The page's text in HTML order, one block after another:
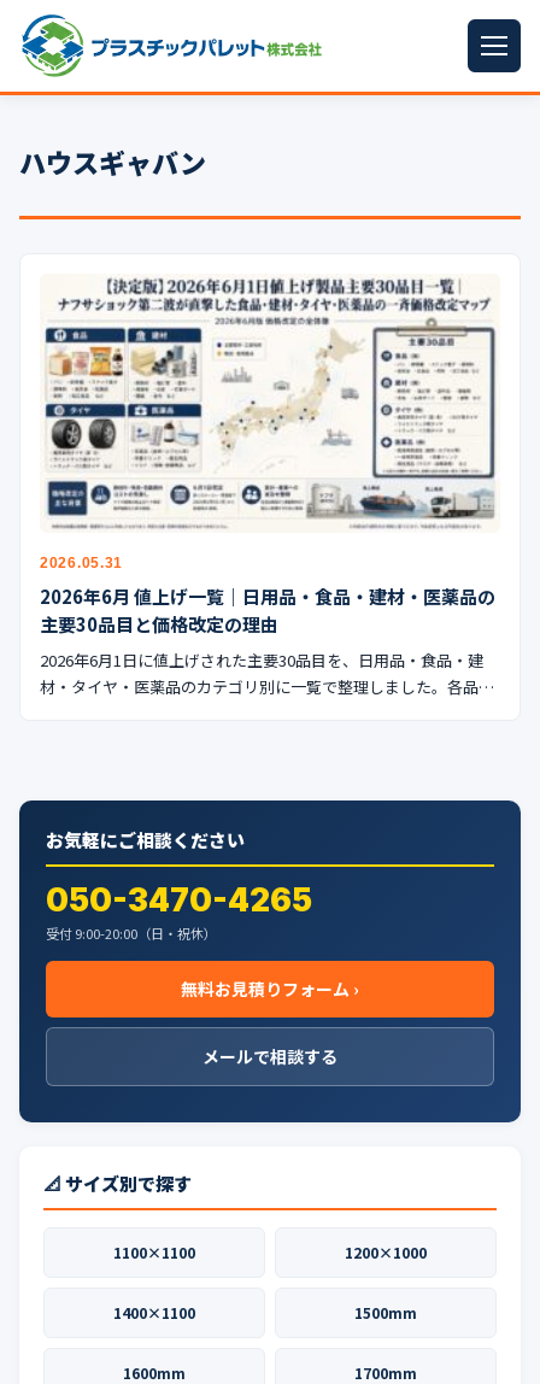
パレットサイズ
プラパレット ▼
中古パレット
再生原料
梱包資材
イラン情勢まとめ
公式ブログ
会社案内
🇺🇸🇰🇷🇹🇼🇻🇳
ハウスギャバン
2026.05.31
2026年6月 値上げ一覧｜日用品・食品・建材・医薬品の
主要30品目と価格改定の理由
2026年6月1日に値上げされた主要30品目を、日用品・食品・建
材・タイヤ・医薬品のカテゴリ別に一覧で整理しました。各品…
お気軽にご相談ください
050-3470-4265
受付 9:00-20:00（日・祝休）
無料お見積りフォーム ›
メールで相談する
📐 サイズ別で探す
1100×1100 1200×1000
1400×1100 1500mm
1600mm 1700mm